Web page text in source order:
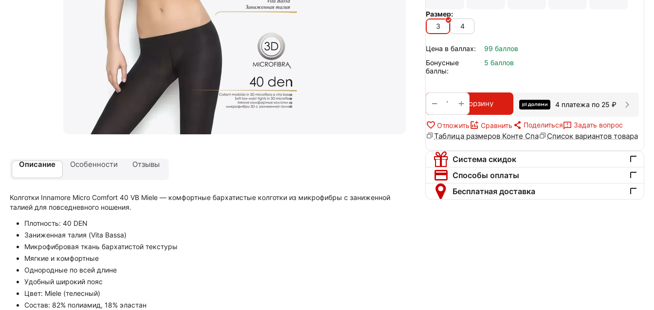
Размер:
3
4
Цена в баллах:
99 баллов
Бонусные
баллы:
5 баллов
+
− В корзину 4 платежа по 25 ₽
Отложить Сравнить Поделиться Задать вопрос
Таблица размеров Конте Спа Список вариантов товара
Система скидок
Способы оплаты
Бесплатная доставка
Описание Особенности Отзывы
Колготки Innamore Micro Comfort 40 VB Miele — комфортные бархатистые колготки из микрофибры с заниженной
талией для повседневного ношения.
Плотность: 40 DEN
Заниженная талия (Vita Bassa)
Микрофибровая ткань бархатистой текстуры
Мягкие и комфортные
Однородные по всей длине
Удобный широкий пояс
Цвет: Miele (телесный)
Состав: 82% полиамид, 18% эластан